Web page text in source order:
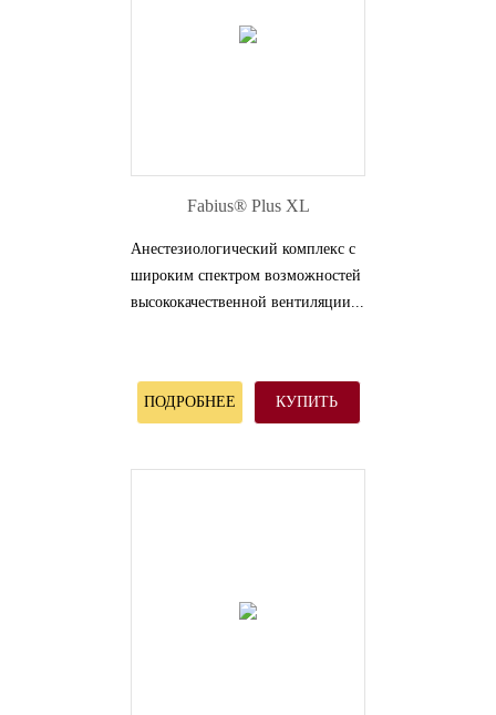
Fabius® Plus XL
Анестезиологический комплекс с
широким спектром возможностей
высококачественной вентиляции...
ПОДРОБНЕЕ КУПИТЬ